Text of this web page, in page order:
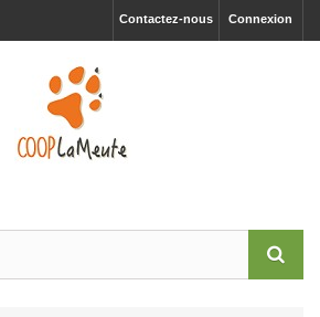
Connexion
Contactez-nous